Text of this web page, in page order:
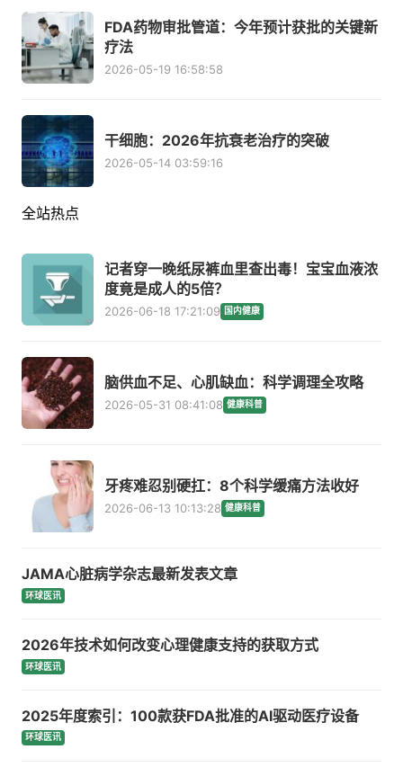
FDA药物审批管道：今年预计获批的关键新
疗法
2026-05-19 16:58:58
干细胞：2026年抗衰老治疗的突破
2026-05-14 03:59:16
全站热点
记者穿一晚纸尿裤血里查出毒！宝宝血液浓
度竟是成人的5倍？
2026-06-18 17:21:09 国内健康
脑供血不足、心肌缺血：科学调理全攻略
2026-05-31 08:41:08 健康科普
牙疼难忍别硬扛：8个科学缓痛方法收好
2026-06-13 10:13:28 健康科普
JAMA心脏病学杂志最新发表文章
环球医讯
2026年技术如何改变心理健康支持的获取方式
环球医讯
2025年度索引：100款获FDA批准的AI驱动医疗设备
环球医讯